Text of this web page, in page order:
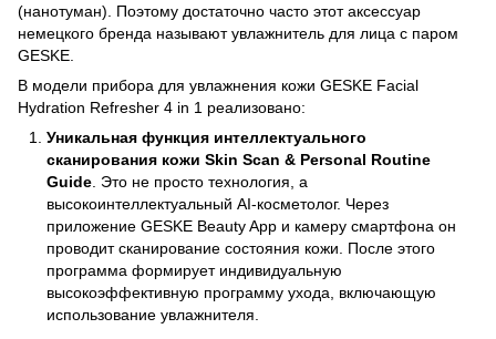
(нанотуман). Поэтому достаточно часто этот аксессуар
немецкого бренда называют увлажнитель для лица с паром
GESKE.
В модели прибора для увлажнения кожи GESKE Facial
Hydration Refresher 4 in 1 реализовано:
Уникальная функция интеллектуального
сканирования кожи Skin Scan & Personal Routine
Guide. Это не просто технология, а
высокоинтеллектуальный AI-косметолог. Через
приложение GESKE Beauty App и камеру смартфона он
проводит сканирование состояния кожи. После этого
программа формирует индивидуальную
высокоэффективную программу ухода, включающую
использование увлажнителя.